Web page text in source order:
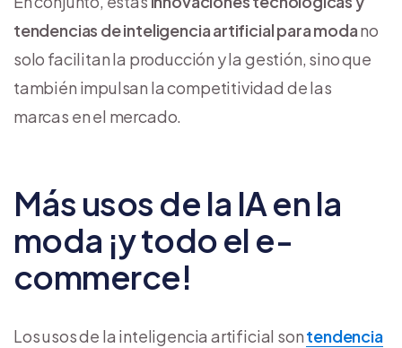
tendencias de inteligencia artificial para modano
solo facilitan la producción y la gestión, sino que
también impulsan la competitividad de las
marcas en el mercado.
Más usos de la IA en la
moda ¡y todo el e-
commerce!
Los usos de la inteligencia artificial sontendencia